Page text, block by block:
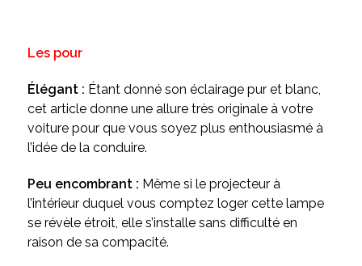
Les pour
Élégant : Étant donné son éclairage pur et blanc,
cet article donne une allure très originale à votre
voiture pour que vous soyez plus enthousiasmé à
l’idée de la conduire.
Peu encombrant : Même si le projecteur à
l’intérieur duquel vous comptez loger cette lampe
se révèle étroit, elle s’installe sans difficulté en
raison de sa compacité.